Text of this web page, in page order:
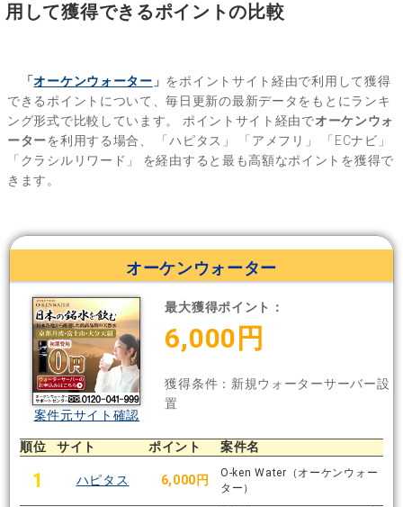
用して獲得できるポイントの比較
「オーケンウォーター 」 をポイントサイト経由で利用して獲得
できるポイントについて、毎日更新の最新データをもとにランキ
ング形式で比較しています。 ポイントサイト経由でオーケンウォ
ーターを利用する場合、 「ハピタス」 「アメフリ」
「ECナビ」
「クラシルリワード」
を経由すると最も高額なポイントを獲得で
きます。
オーケンウォーター
案件元サイト確認
最大獲得ポイント：
6,000円
獲得条件：新規ウォーターサーバー設
置
順位 サイト ポイント 案件名
1 ハピタス 6,000円
O-ken Water（オーケンウォー
ター）